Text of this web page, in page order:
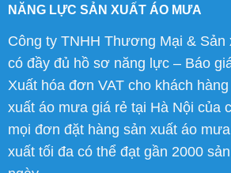
NĂNG LỰC SẢN XUẤT ÁO MƯA
Công ty TNHH Thương Mại & Sản
có đầy đủ hồ sơ năng lực – Báo
Xuất hóa đơn VAT cho khách
xuất áo mưa giá rẻ tại Hà Nội của
mọi đơn đặt hàng sản xuất áo
xuất tối đa có thể đạt gần 2000